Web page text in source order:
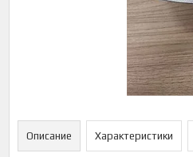
Описание Характеристики